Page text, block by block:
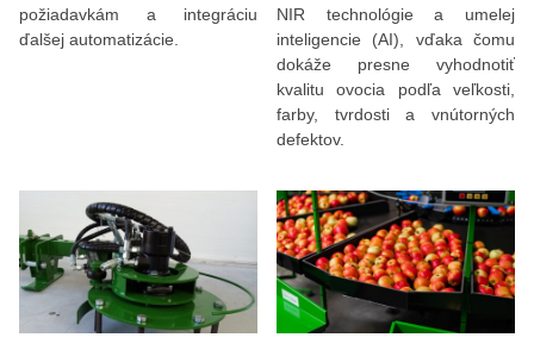
požiadavkám a integráciu
ďalšej automatizácie.
NIR technológie a umelej
inteligencie (AI), vďaka čomu
dokáže presne vyhodnotiť
kvalitu ovocia podľa veľkosti,
farby, tvrdosti a vnútorných
defektov.